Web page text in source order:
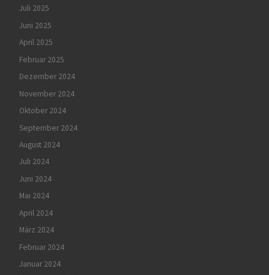
Juli 2025
Juni 2025
April 2025
Februar 2025
Dezember 2024
November 2024
Oktober 2024
September 2024
August 2024
Juli 2024
Juni 2024
Mai 2024
April 2024
März 2024
Februar 2024
Januar 2024